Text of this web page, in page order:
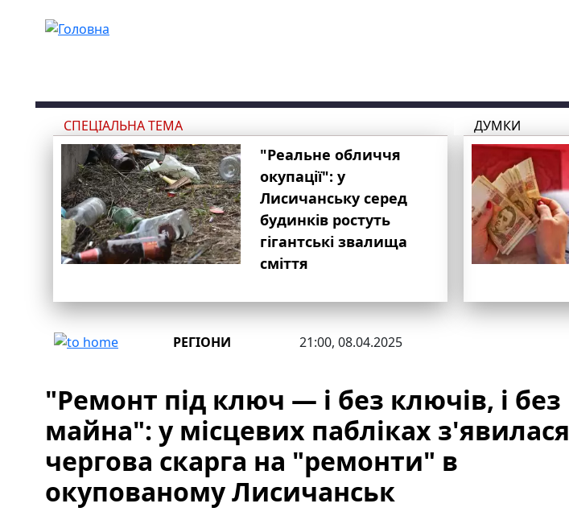
СПЕЦІАЛЬНА ТЕМА
"Реальне обличчя
окупації": у
Лисичанську серед
будинків ростуть
гігантські звалища
сміття
ДУМКИ
РЕГІОНИ 21:00, 08.04.2025
"Ремонт під ключ — і без ключів, і без
майна": у місцевих пабліках з'явилася
чергова скарга на "ремонти" в
окупованому Лисичанськ